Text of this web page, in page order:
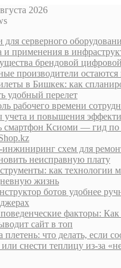
2026
для серверного
и применения в
брендовой
производители
в Бишкек: как
удобный перелет
рабочего времени
учета и повышения
смартфон Ксиоми — гид по
инжиниринг схем для
неисправную плату
как технологии
жизнь
ботов удобнее
факторы:
сайт в топ
плетень: что делать, если
или снести теплицу из-за